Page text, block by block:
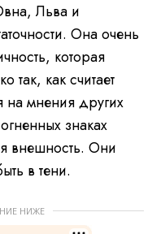
Льва и
Она очень
которая
так, как считает
мнения других
знаках
внешность. Они
в тени.
НИЖЕ